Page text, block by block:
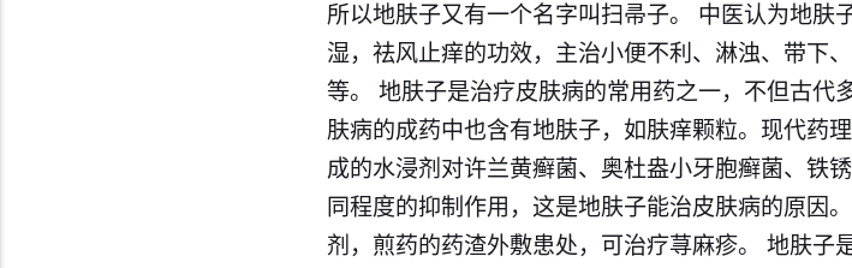
所以地肤子又有一个名字叫扫帚子。 中医认为地肤
湿，祛风止痒的功效，主治小便不利、淋浊、带下
等。 地肤子是治疗皮肤病的常用药之一，不但古代
肤病的成药中也含有地肤子，如肤痒颗粒。现代药
成的水浸剂对许兰黄癣菌、奥杜盎小牙胞癣菌、铁
同程度的抑制作用，这是地肤子能治皮肤病的原因
剂，煎药的药渣外敷患处，可治疗荨麻疹。 地肤子